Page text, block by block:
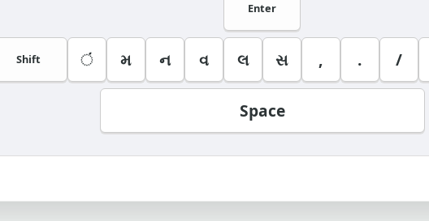
Enter
Shift ં મ ન વ લ સ , . /
Space